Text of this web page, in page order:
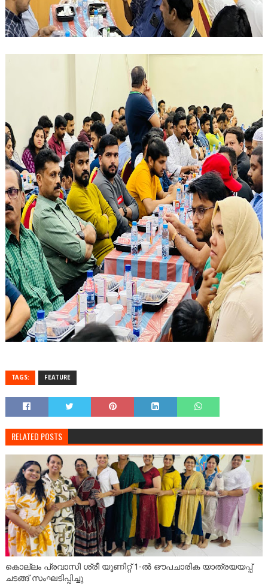
TAGS: FEATURE
RELATED POSTS
കൊല്ലം പ്രവാസി ശ്രീ യൂണിറ്റ് 1-ൽ ഔപചാരിക യാത്രയയപ്പ്
ചടങ്ങ് സംഘടിപ്പിച്ചു